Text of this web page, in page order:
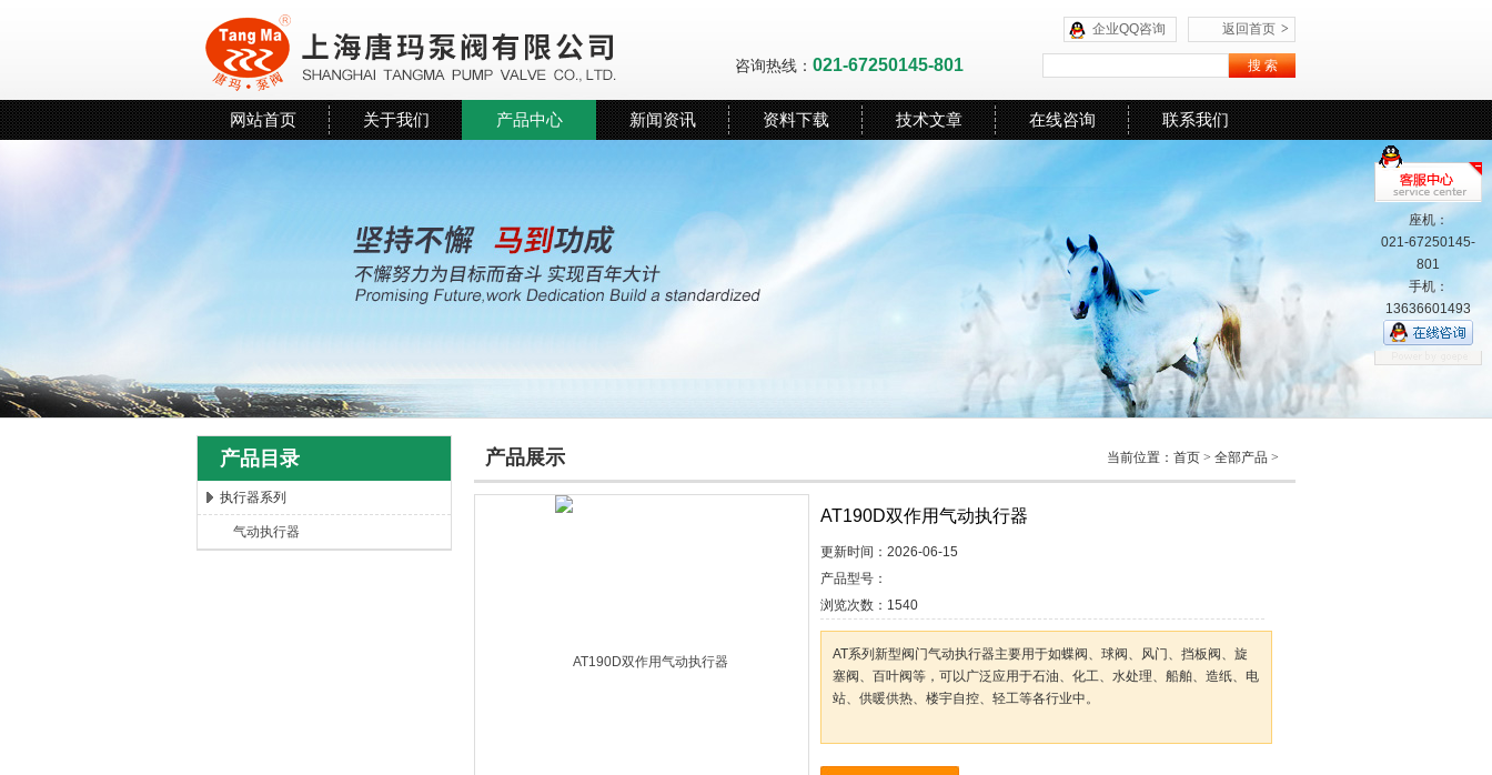
上海唐玛泵阀有限公司
返回首页 >
企业QQ咨询
咨询热线： 021-67250145-801
网站首页 关于我们 产品中心 新闻资讯 资料下载 技术文章 在线咨询 联系我们
产品目录
执行器系列
气动执行器
产品展示 当前位置： 首页 > 全部产品 >
AT190D双作用气动执行器
更新时间： 2026-06-15
产品型号：
浏览次数： 1540
AT系列新型阀门气动执行器主要用于如蝶阀、球阀、风门、挡板阀、旋
塞阀、百叶阀等，可以广泛应用于石油、化工、水处理、船舶、造纸、电
站、供暖供热、楼宇自控、轻工等各行业中。
座机：
021-67250145-
801
手机：
13636601493